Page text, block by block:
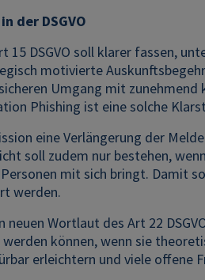
der DSGVO
15 DSGVO soll klarer fassen,
motivierte
Umgang mit
Phishing ist eine solche
eine Verlängerung der
soll zudem nur bestehen,
mit sich bringt. Damit
werden.
neuen Wortlaut des Art 22
können, wenn sie
erleichtern und viele offene